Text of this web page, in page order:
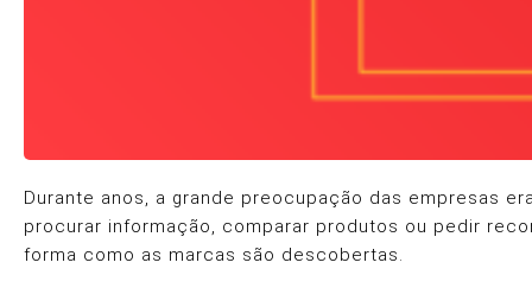
Durante anos, a grande preocupação das empresas
procurar informação, comparar produtos ou pedir
forma como as marcas são descobertas.